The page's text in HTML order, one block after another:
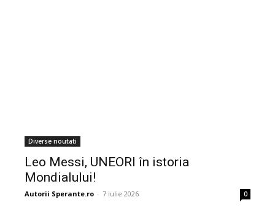
Diverse noutati
Leo Messi, UNEORI în istoria
Mondialului!
Autorii Sperante.ro - 7 iulie 2026 0